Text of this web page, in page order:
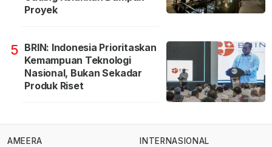
Proyek
5 BRIN: Indonesia Prioritaskan
Kemampuan Teknologi
Nasional, Bukan Sekadar
Produk Riset
AMEERA
INTERNASIONAL